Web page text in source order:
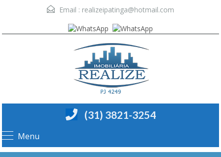
Email : realizeipatinga@hotmail.com
(31) 3821-3254
Menu